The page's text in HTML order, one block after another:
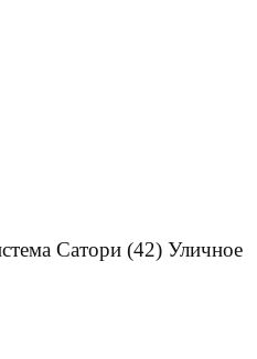
Сатори (42) Уличное